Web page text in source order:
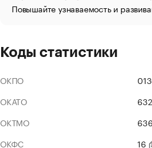
Повышайте узнаваемость и
Коды статистики
ОКПО
ОКАТО
ОКТМО
ОКФС
16